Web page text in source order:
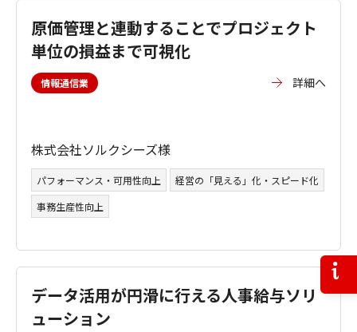
お
原価管理と連動することでプロジェクト
単位の損益まで可視化
情報通信業 詳細へ
株式会社ソルクシーズ様
パフォーマンス・可用性向上
経営の「見える」化・スピード化
事務生産性向上
データ活用が円滑に行える人事給与ソリ
ューション